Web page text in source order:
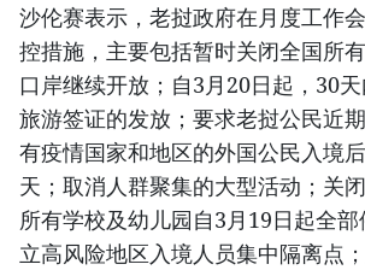
沙伦赛表示，老挝政府在月度工作
控措施，主要包括暂时关闭全国所
口岸继续开放；自3月20日起，30天
旅游签证的发放；要求老挝公民近
有疫情国家和地区的外国公民入境
天；取消人群聚集的大型活动；关
所有学校及幼儿园自3月19日起全
立高风险地区入境人员集中隔离点